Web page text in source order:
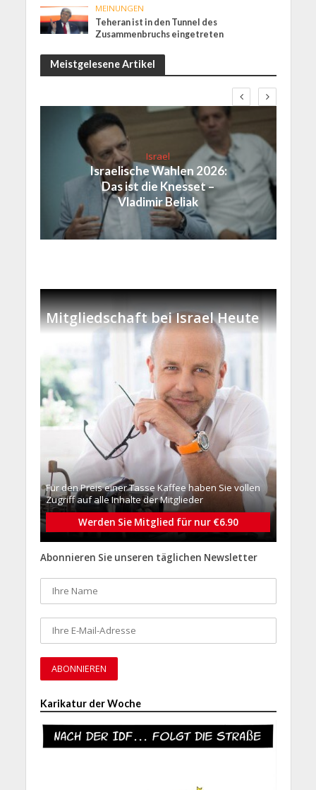
MEINUNGEN
Teheran ist in den Tunnel des
Zusammenbruchs eingetreten
Meistgelesene Artikel
Israel
Israelische Wahlen 2026:
Das ist die Knesset –
Vladimir Beliak
Mitgliedschaft bei Israel Heute
Für den Preis einer Tasse Kaffee haben Sie vollen
Zugriff auf alle Inhalte der Mitglieder
Werden Sie Mitglied für nur €6.90
Abonnieren Sie unseren täglichen Newsletter
Karikatur der Woche